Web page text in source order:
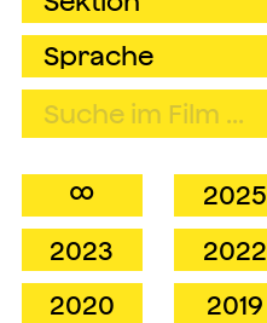
∞ 2025
2023
2022
2020
2019